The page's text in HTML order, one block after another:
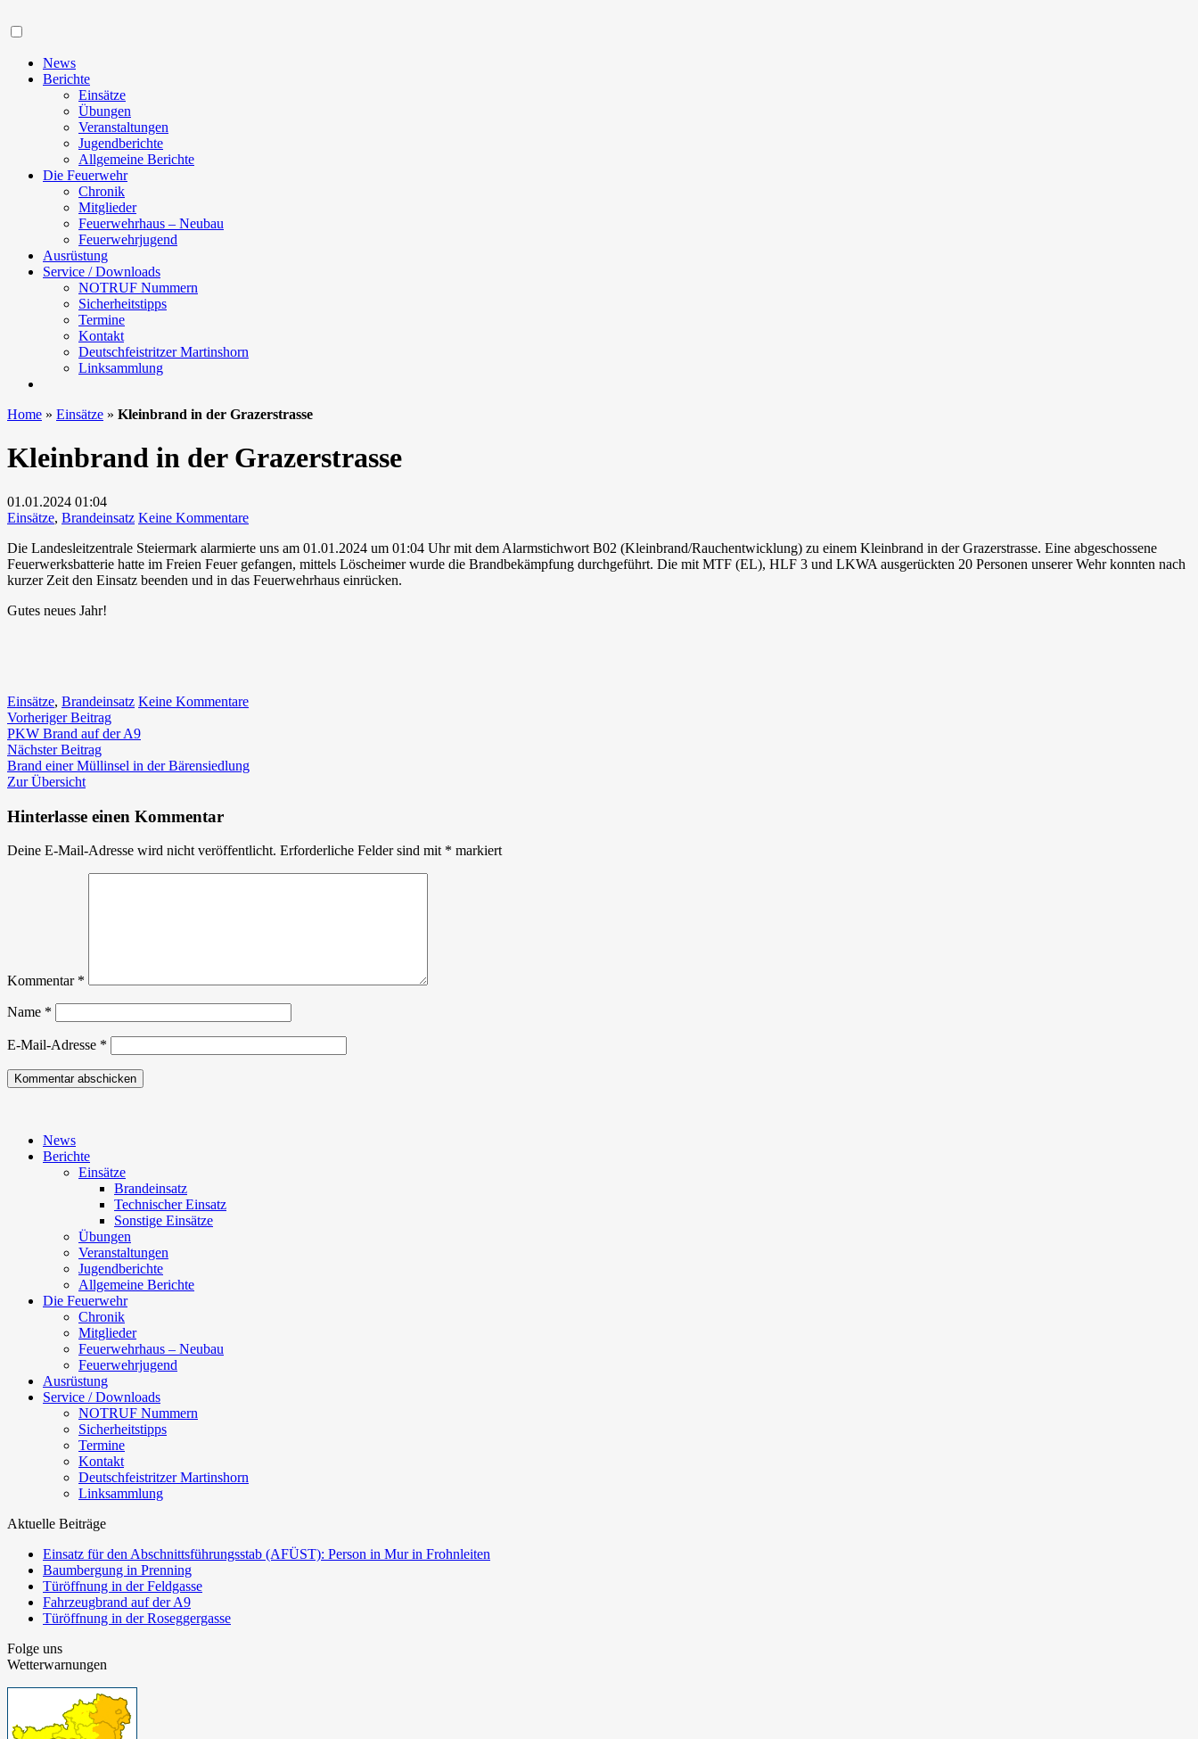
News
Berichte
Einsätze
Übungen
Veranstaltungen
Jugendberichte
Allgemeine Berichte
Die Feuerwehr
Chronik
Mitglieder
Feuerwehrhaus – Neubau
Feuerwehrjugend
Ausrüstung
Service / Downloads
NOTRUF Nummern
Sicherheitstipps
Termine
Kontakt
Deutschfeistritzer Martinshorn
Linksammlung
Home » Einsätze » Kleinbrand in der Grazerstrasse
Kleinbrand in der Grazerstrasse
01.01.2024 01:04
Einsätze, Brandeinsatz Keine Kommentarezu
in
der
Grazerstrasse
Die Landesleitzentrale Steiermark alarmierte uns am 01.01.2024 um 01:04 Uhr mit dem Alarmstichwort B02 (Kleinbrand/Rauchentwicklung) zu einem Kleinbrand in der Grazerstrasse. Eine abgeschossene
Feuerwerksbatterie hatte im Freien Feuer gefangen, mittels Löscheimer wurde die Brandbekämpfung durchgeführt. Die mit MTF (EL), HLF 3 und LKWA ausgerückten 20 Personen unserer Wehr konnten nach
kurzer Zeit den Einsatz beenden und in das Feuerwehrhaus einrücken.
Gutes neues Jahr!
Einsätze, Brandeinsatz Keine Kommentarezu
Grazerstrasse
Beitragsnavigation
Vorheriger BeitragVorheriger
Beitrag:
PKW Brand auf der A9
Nächster BeitragNächster
Beitrag:
Brand einer Müllinsel in der Bärensiedlung
Zur Übersicht
Hinterlasse einen Kommentar
Deine E-Mail-Adresse wird nicht veröffentlicht. Erforderliche Felder sind mit * markiert
Kommentar *
Name *
E-Mail-Adresse *
News
Berichte
Einsätze
Brandeinsatz
Technischer Einsatz
Sonstige Einsätze
Übungen
Veranstaltungen
Jugendberichte
Allgemeine Berichte
Die Feuerwehr
Chronik
Mitglieder
Feuerwehrhaus – Neubau
Feuerwehrjugend
Ausrüstung
Service / Downloads
NOTRUF Nummern
Sicherheitstipps
Termine
Kontakt
Deutschfeistritzer Martinshorn
Linksammlung
Aktuelle Beiträge
Einsatz für den Abschnittsführungsstab (AFÜST): Person in Mur in Frohnleiten
Baumbergung in Prenning
Türöffnung in der Feldgasse
Fahrzeugbrand auf der A9
Türöffnung in der Roseggergasse
Folge uns
Wetterwarnungen